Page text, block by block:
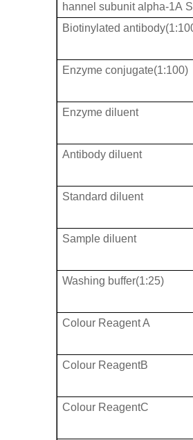
hannel subunit alpha-1A
Biotinylated
Enzyme conjugate(1:100)
Enzyme diluent
Antibody diluent
Standard diluent
Sample diluent
Washing buffer(1:25)
Colour Reagent A
Colour ReagentB
Colour ReagentC